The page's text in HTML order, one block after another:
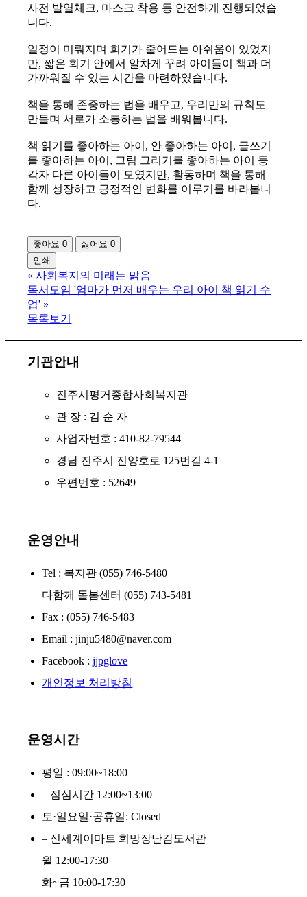
사전 발열체크, 마스크 착용 등 안전하게 진행되었습
니다.
일정이 미뤄지며 회기가 줄어드는 아쉬움이 있었지
만, 짧은 회기 안에서 알차게 꾸려 아이들이 책과 더
가까워질 수 있는 시간을 마련하였습니다.
책을 통해 존중하는 법을 배우고, 우리만의 규칙도
만들며 서로가 소통하는 법을 배워봅니다.
책 읽기를 좋아하는 아이, 안 좋아하는 아이, 글쓰기
를 좋아하는 아이, 그림 그리기를 좋아하는 아이 등
각자 다른 아이들이 모였지만, 활동하며 책을 통해
함께 성장하고 긍정적인 변화를 이루기를 바라봅니
다.
좋아요0 싫어요0
인쇄
« 사회복지의 미래는 맑음
독서모임 '엄마가 먼저 배우는 우리 아이 책 읽기 수
업' »
목록보기
기관안내
진주시평거종합사회복지관
관 장 : 김 순 자
사업자번호 : 410-82-79544
경남 진주시 진양호로 125번길 4-1
우편번호 : 52649
운영안내
Tel : 복지관 (055) 746-5480
다함께 돌봄센터 (055) 743-5481
Fax : (055) 746-5483
Email : jinju5480@naver.com
Facebook :jjpglove
개인정보 처리방침
운영시간
평일 : 09:00~18:00
– 점심시간 12:00~13:00
토·일요일·공휴일: Closed
– 신세계이마트 희망장난감도서관
월 12:00-17:30
화~금 10:00-17:30